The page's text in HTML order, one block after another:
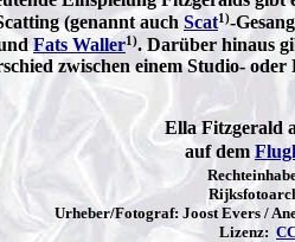
(genannt auch Scat1)-
Fats Waller1). Darüber hinaus
zwischen einem Studio-
Ella Fitzgerald
auf dem
Urheber/Fotograf: Joost Evers /
Lizenz: